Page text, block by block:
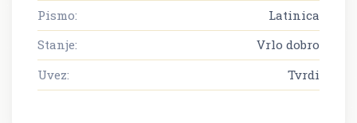
Pismo:
Latinica
Stanje:
Vrlo dobro
Uvez:
Tvrdi